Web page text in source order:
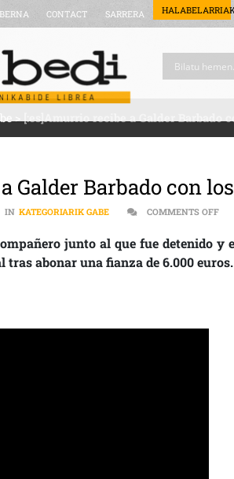
CONTACT SARRERA
>[:es]Amurrio recibe a Galder Barbado
Galder Barbado con
IN KATEGORIARIK GABE COMMENTS OFFON
junto al que fue detenido y
abonar una fianza de 6.000